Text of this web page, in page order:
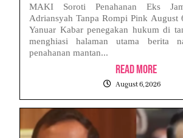
MAKI Soroti Penahanan Eks
Adriansyah Tanpa Rompi Pink August
Yanuar Kabar penegakan hukum di
menghiasi halaman utama berita
penahanan mantan...
Read More
August 6, 2026